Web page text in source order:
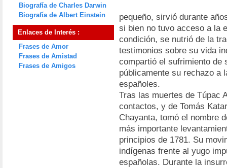
Biografía de Charles Darwin
Biografía de Albert Einstein
Enlaces de Interés :
Frases de Amor
Frases de Amistad
Frases de Amigos
pequeño, sirvió durante
si bien no tuvo acceso a la
condición, se nutrió de la
testimonios sobre su vida
compartió el sufrimiento de
públicamente su rechazo a
españoles.
Tras las muertes de Túpac
contactos, y de Tomás
Chayanta, tomó el nombre
más importante
principios de 1781. Su
indígenas frente al yugo
españolas. Durante la